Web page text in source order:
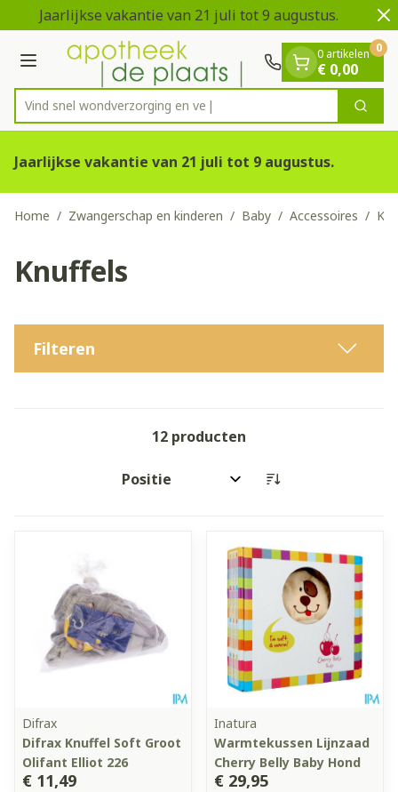
Ga naar de inhoud
1 van 2
Jaarlijkse vakantie van 21 juli tot 9 augustus.
Menu
Product, merk, categorie...
Vind snel wondverzo Zoek
0 artikelen
€ 0,00
0
Jaarlijkse vakantie van 21 juli tot 9 augustus.
Home / Zwangerschap en kinderen / Baby / Accessoires /
Knuffels
Filteren
12 producten
Sorteer op:
Difrax
Difrax Knuffel Soft Groot
Olifant Elliot 226
€ 11,49
Inatura
Warmtekussen Lijnzaad
Cherry Belly Baby Hond
€ 29,95